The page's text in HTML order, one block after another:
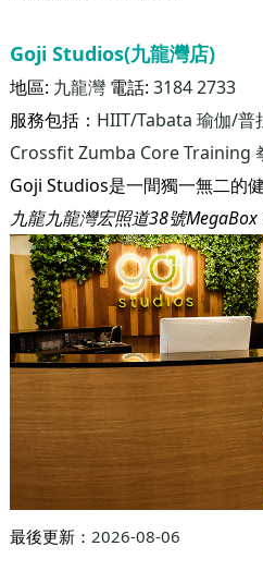
Goji Studios(九龍灣店)
地區: 九龍灣電話: 3184 2733
服務包括： HIIT/Tabata 瑜伽/普
CrossfitZumba Core Training
九龍九龍灣宏照道38號MegaBox
最後更新： 2026-08-06